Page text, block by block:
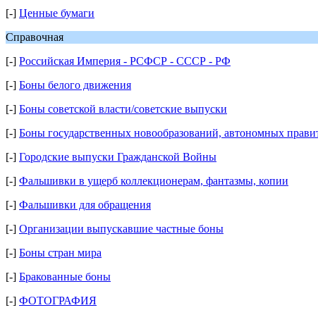
[-] Ценные бумаги
Справочная
[-] Российская Империя - РСФСР - СССР - РФ
[-] Боны белого движения
[-] Боны советской власти/советские выпуски
[-] Боны государственных новообразований, автономных
[-] Городские выпуски Гражданской Войны
[-] Фальшивки в ущерб коллекционерам, фантазмы, копии
[-] Фальшивки для обращения
[-] Организации выпускавшие частные боны
[-] Боны стран мира
[-] Бракованные боны
[-] ФОТОГРАФИЯ